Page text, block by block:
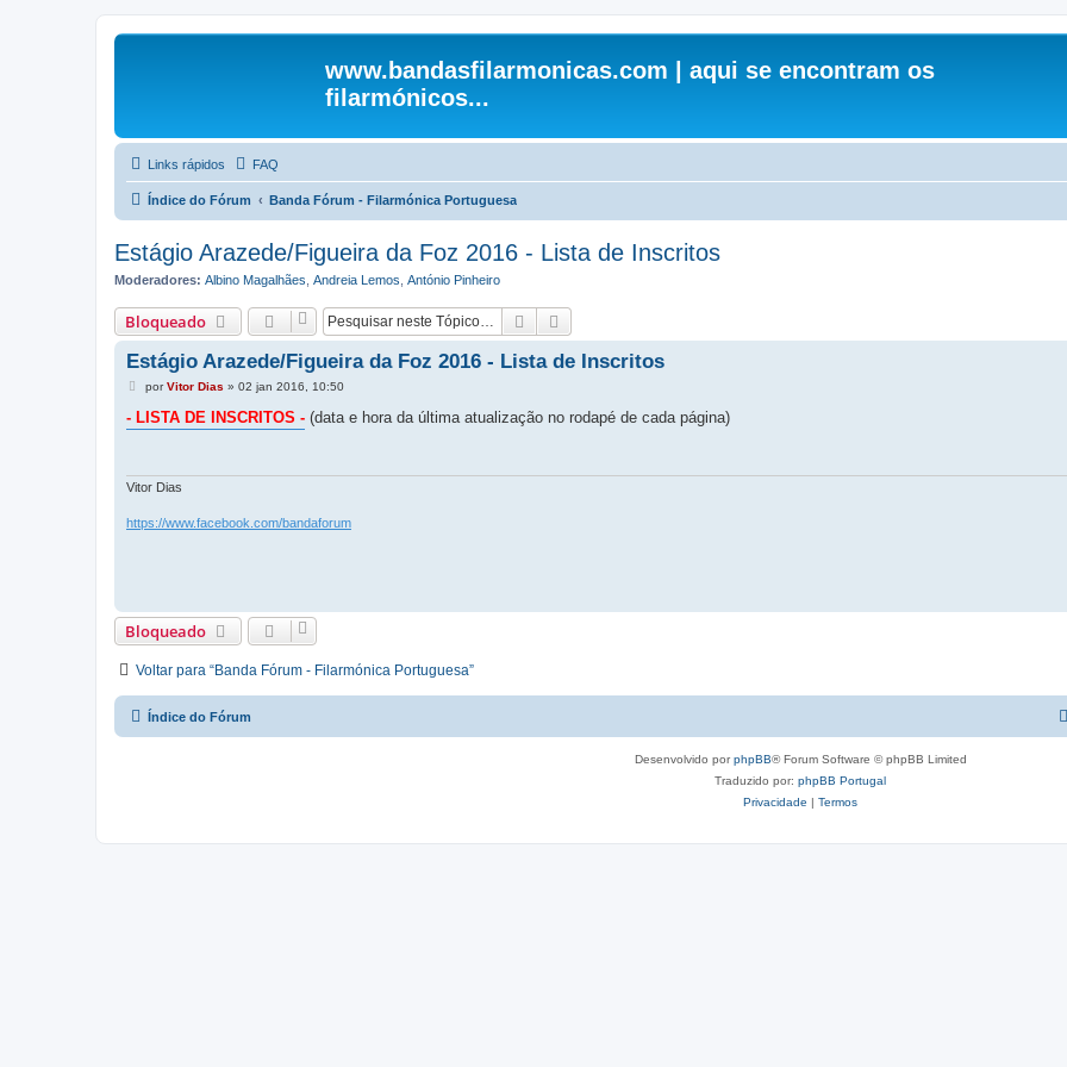
www.bandasfilarmonicas.com | aqui se encontram os
filarmónicos...
Links rápidos FAQ
Índice do Fórum Banda Fórum - Filarmónica Portuguesa
Estágio Arazede/Figueira da Foz 2016 - Lista de Inscritos
Moderadores: Albino Magalhães Andreia Lemos António Pinheiro
Bloqueado Pesquisar
Estágio Arazede/Figueira da Foz 2016 - Lista de Inscritos
M
n
s
m
porVitor Dias » 02 jan 2016, 10:50
- LISTA DE INSCRITOS - (data e hora da última atualização no rodapé de cada página)
Vitor Dias
https://www.facebook.com/bandaforum
Bloqueado
Voltar para “Banda Fórum - Filarmónica Portuguesa”
Índice do Fórum
Desenvolvido porphpBB® Forum Software © phpBB Limited
Traduzido por: phpBB Portugal
Privacidade | Termos